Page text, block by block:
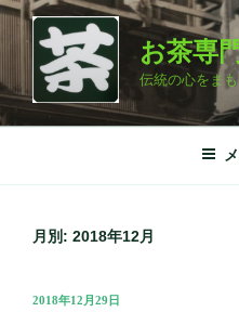
コ
ン
ツ
お茶専
伝統の心をま
月別: 2018年12月
投
2018年12月29日